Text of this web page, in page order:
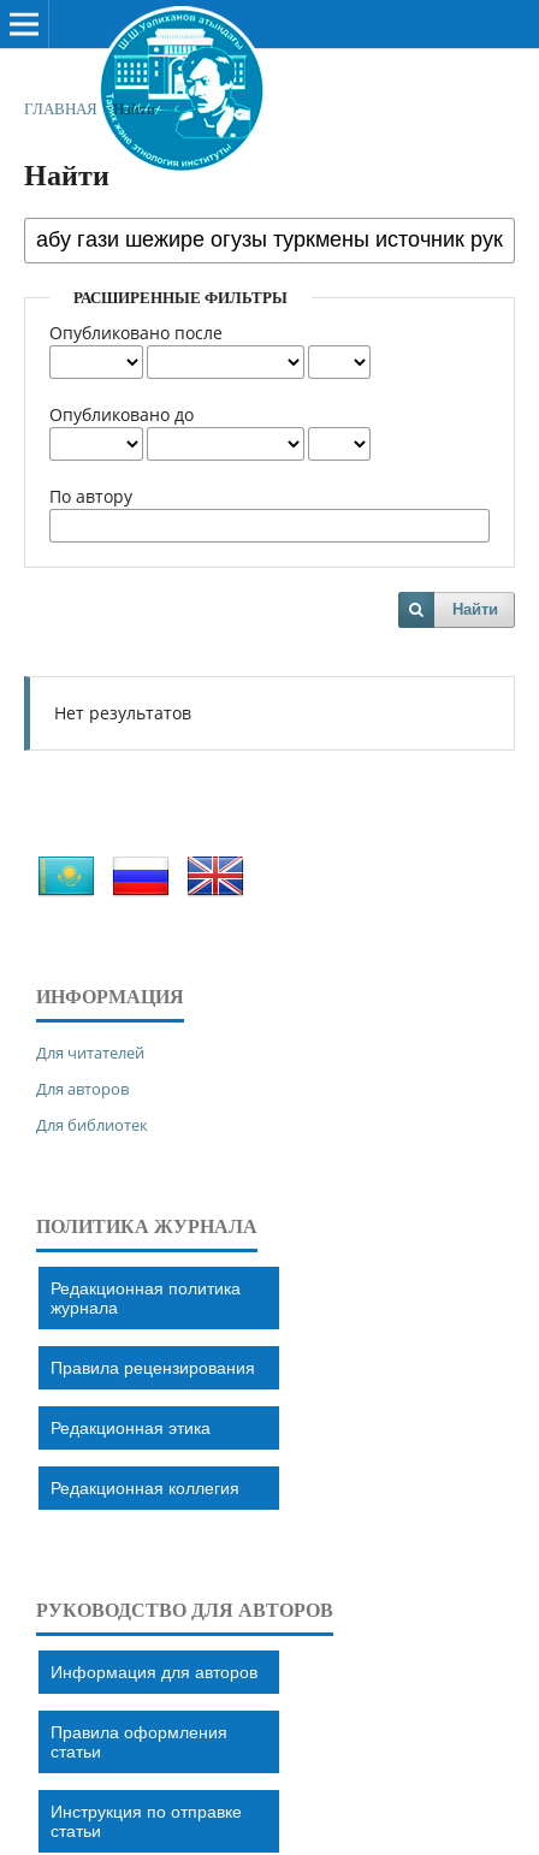
ГЛАВНАЯ / Найти
Найти
РАСШИРЕННЫЕ ФИЛЬТРЫ
Опубликовано после
Опубликовано до
По автору
Найти
Нет результатов
ИНФОРМАЦИЯ
Для читателей
Для авторов
Для библиотек
ПОЛИТИКА ЖУРНАЛА
Редакционная политика
журнала
Правила рецензирования
Редакционная этика
Редакционная коллегия
РУКОВОДСТВО ДЛЯ АВТОРОВ
Информация для авторов
Правила оформления
статьи
Инструкция по отправке
статьи